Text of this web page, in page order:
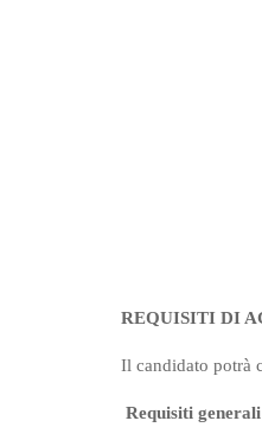
REQUISITI DI
Il candidato potrà
Requisiti generali